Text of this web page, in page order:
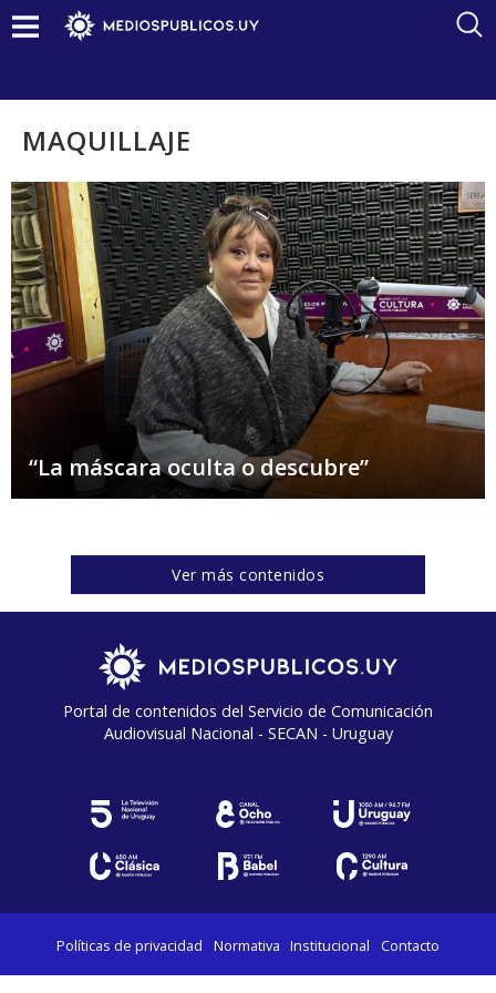
MAQUILLAJE
“La máscara oculta o descubre”
Ver más contenidos
Portal de contenidos del Servicio de Comunicación
Audiovisual Nacional - SECAN - Uruguay
Políticas de privacidad Normativa Institucional Contacto